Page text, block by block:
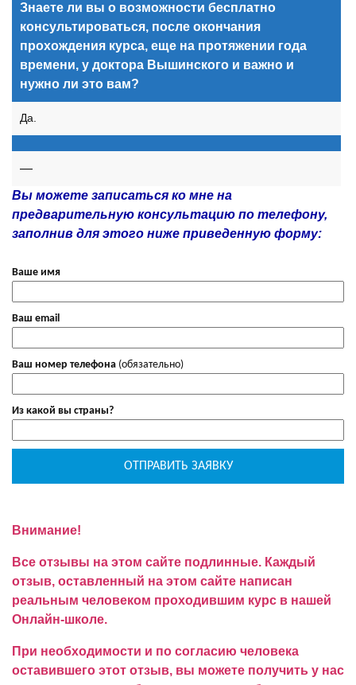
Знаете ли вы о возможности бесплатно
консультироваться, после окончания
прохождения курса, еще на протяжении года
времени, у доктора Вышинского и важно и
нужно ли это вам?
Да.
—
Вы можете записаться ко мне на
предварительную консультацию по телефону,
заполнив для этого ниже приведенную форму:
Ваше имя
Ваш email
Ваш номер телефона (обязательно)
Из какой вы страны?
Внимание!
Все отзывы на этом сайте подлинные. Каждый
отзыв, оставленный на этом сайте написан
реальным человеком проходившим курс в нашей
Онлайн-школе.
При необходимости и по согласию человека
оставившего этот отзыв, вы можете получить у нас